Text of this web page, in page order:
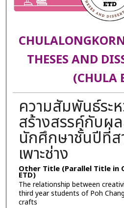
THESES AND
(CHULA
ความสัมพันธ์ระ
สร้างสรรค์กับผ
นักศึกษาชั้นปีที่ส
เพาะช่าง
Other Title (Parallel Title in
ETD)
The relationship between
third year students of Poh
crafts